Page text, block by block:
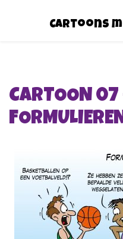
Cartoons
CARTOON 07